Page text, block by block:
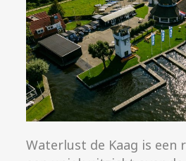
Waterlust de Kaag is een